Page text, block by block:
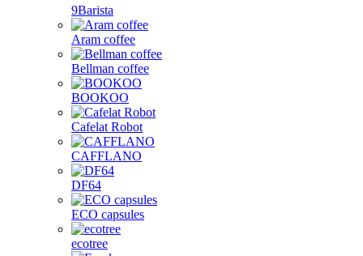
9Barista
Aram coffee
Bellman coffee
BOOKOO
Cafelat Robot
CAFFLANO
DF64
ECO capsules
ecotree